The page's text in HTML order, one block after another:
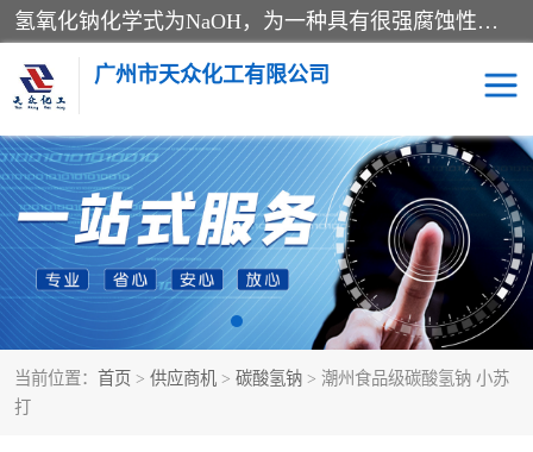
氢氧化钠化学式为NaOH，为一种具有很强腐蚀性的强碱，一般为片状或颗粒形态，易溶于水(溶于水时放热)并形成碱性溶液，另有潮解性，易吸取空气中的水蒸气(潮解)和(变质)。NaOH是化学实验室其中一种必备的化学品，亦为常见的化工品之一。纯品是无色透明的晶体。密度2.130g/cm3。熔点318.4℃。沸点1390℃。工业品含有少量的氯化和碳酸，是白色不透明的晶体。
广州市天众化工有限公司
当前位置： 首页 > 供应商机 > 碳酸氢钠 > 潮州食品级碳酸氢钠 小苏
打
亚硝酸钠 氢氧化钠
纯碱 硫代硫酸钠
草酸 醋酸钠
聚合氯化铝 焦磷酸二氢二钠